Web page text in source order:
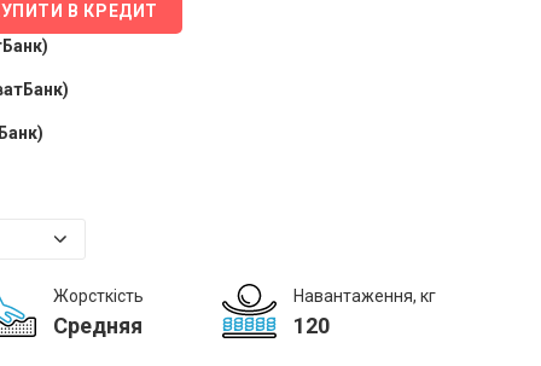
В КРЕДИТ
Жорсткість
Средняя
Навантаження, кг
120